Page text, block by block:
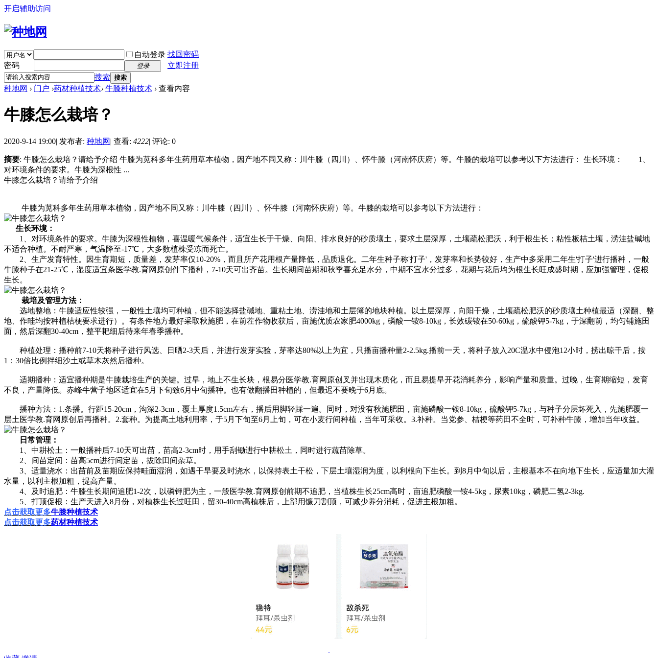
开启辅助访问
自动登录 找回密码
密码
登录
立即注册
搜索 搜索
种地网 › 门户 ›药材种植技术› 牛膝种植技术 › 查看内容
牛膝怎么栽培？
2020-9-14 19:00| 发布者: 种地网 | 查看: 4222| 评论: 0
摘要: 牛膝怎么栽培？请给予介绍 牛膝为苋科多年生药用草本植物，因产地不同又称：川牛膝（四川）、怀牛膝（河南怀庆府）等。牛膝的栽培可以参考以下方法进行： 生长环境： 1、
对环境条件的要求。牛膝为深根性 ...
牛膝怎么栽培？请给予介绍
牛膝为苋科多年生药用草本植物，因产地不同又称：川牛膝（四川）、怀牛膝（河南怀庆府）等。牛膝的栽培可以参考以下方法进行：
生长环境：
1、对环境条件的要求。牛膝为深根性植物，喜温暖气候条件，适宜生长于干燥、向阳、排水良好的砂质壤土，要求土层深厚，土壤疏松肥沃，利于根生长；粘性板桔土壤，涝洼盐碱地
不适合种植。不耐严寒，气温降至-17℃，大多数植株受冻而死亡。
2、生产发育特性。因生育期短，质量差，发芽率仅10-20%，而且所产花用根产量降低，品质退化。二年生种子称'打子'，发芽率和长势较好，生产中多采用二年生'打子'进行播种，一般
牛膝种子在21-25℃，湿度适宜条医学教.育网原创件下播种，7-10天可出齐苗。生长期间苗期和秋季喜充足水分，中期不宜水分过多，花期与花后均为根生长旺成盛时期，应加强管理，促根
生长。
栽培及管理方法：
选地整地：牛膝适应性较强，一般性土壤均可种植，但不能选择盐碱地、重粘土地、涝洼地和土层簿的地块种植。以土层深厚，向阳干燥，土壤疏松肥沃的砂质壤土种植最适（深翻、整
地、作畦均按种植桔梗要求进行）。有条件地方最好采取秋施肥，在前茬作物收获后，亩施优质农家肥4000kg，磷酸一铵8-10kg，长效碳铵在50-60kg，硫酸钾5-7kg，于深翻前，均匀铺施田
面，然后深翻30-40cm，整平耙细后待来年春季播种。
种植处理：播种前7-10天将种子进行风选、日晒2-3天后，并进行发芽实验，芽率达80%以上为宜，只播亩播种量2-2.5kg.播前一天，将种子放入20C温水中侵泡12小时，捞出晾干后，按
1：30倍比例拌细沙土或草木灰然后播种。
适期播种：适宜播种期是牛膝栽培生产的关键。过早，地上不生长块，根易分医学教.育网原创叉并出现木质化，而且易提早开花消耗养分，影响产量和质量。过晚，生育期缩短，发育
不良，产量降低。赤峰牛营子地区适宜在5月下旬致6月中旬播种。也有做翻播田种植的，但最迟不要晚于6月底。
播种方法：1.条播。行距15-20cm，沟深2-3cm，覆土厚度1.5cm左右，播后用脚轻踩一遍。同时，对没有秋施肥田，亩施磷酸一铵8-10kg，硫酸钾5-7kg，与种子分层坏死入，先施肥覆一
层土医学教.育网原创后再播种。2.套种。为提高土地利用率，于5月下旬至6月上旬，可在小麦行间种植，当年可采收。3.补种。当党参、桔梗等药田不全时，可补种牛膝，增加当年收益。
日常管理：
1、中耕松土：一般播种后7-10天可出苗，苗高2-3cm时，用手刮锄进行中耕松土，同时进行蔬苗除草。
2、间苗定间：苗高5cm进行间定苗，拔除田间杂草。
3、适量浇水：出苗前及苗期应保持畦面湿润，如遇干旱要及时浇水，以保持表土干松，下层土壤湿润为度，以利根向下生长。到8月中旬以后，主根基本不在向地下生长，应适量加大灌
水量，以利主根加粗，提高产量。
4、及时追肥：牛膝生长期间追肥1-2次，以磷钾肥为主，一般医学教.育网原创前期不追肥，当植株生长25cm高时，亩追肥磷酸一铵4-5kg，尿素10kg，磷肥二氢2-3kg.
5、打顶促根：生产天进入8月份，对植株生长过旺田，留30-40cm高植株后，上部用镰刀割顶，可减少养分消耗，促进主根加粗。
点击获取更多牛膝种植技术
点击获取更多药材种植技术